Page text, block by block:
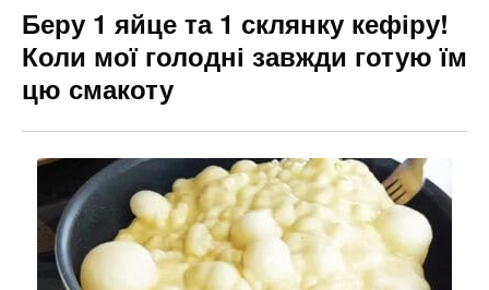
Беру 1 яйце та 1 склянку кефіру!
Коли мої голодні завжди готую їм
цю смакоту